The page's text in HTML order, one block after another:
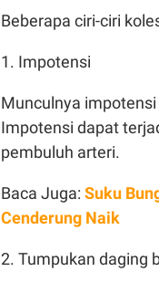
Beberapa ciri-ciri
1. Impotensi
Munculnya
Impotensi dapat
pembuluh arteri.
Baca Juga: Suku
Cenderung Naik
2. Tumpukan daging